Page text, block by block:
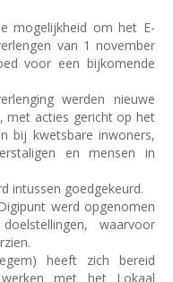
mogelijkheid om het E-
van 1 november
voor een bijkomende
werden nieuwe
met acties gericht op het
bij kwetsbare inwoners,
en mensen in
intussen goedgekeurd.
werd opgenomen
waarvoor
heeft zich bereid
met het Lokaal